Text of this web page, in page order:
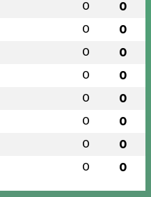
0 0
0 0
0 0
0 0
0 0
0 0
0 0
0 0